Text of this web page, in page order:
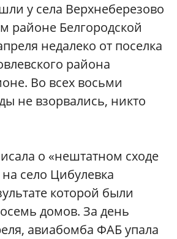
у села Верхнеберезово
районе Белгородской
недалеко от поселка
района
Во всех восьми
не взорвались, никто
о «нештатном сходе
село Цибулевка
которой были
домов. За день
авиабомба ФАБ упала